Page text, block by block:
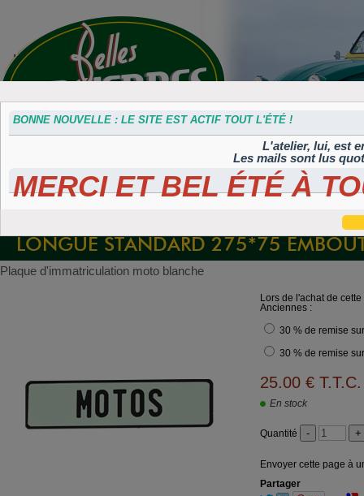
Accessoires
divers
Plaques 3D
Maillefaud et
Plaques
immatriculation
Plaques
autocollantes et
Plaques
peintes
BONNE NOUVELLE : LE SITE EST ACTIF TOUT L'ÉTÉ !
L'atelier, lui, est
Les mails sont lus
MERCI ET BEL ÉTÉ À
LONGUE STANDARD 275*75
Plaque d'immatriculation moto blanche
Lors de l'achat de
Anciennes :
30 % de remise
30 % de remise
25.00 € T.T.C.
En stock
Quantité
Envoyer cette page à
Partager